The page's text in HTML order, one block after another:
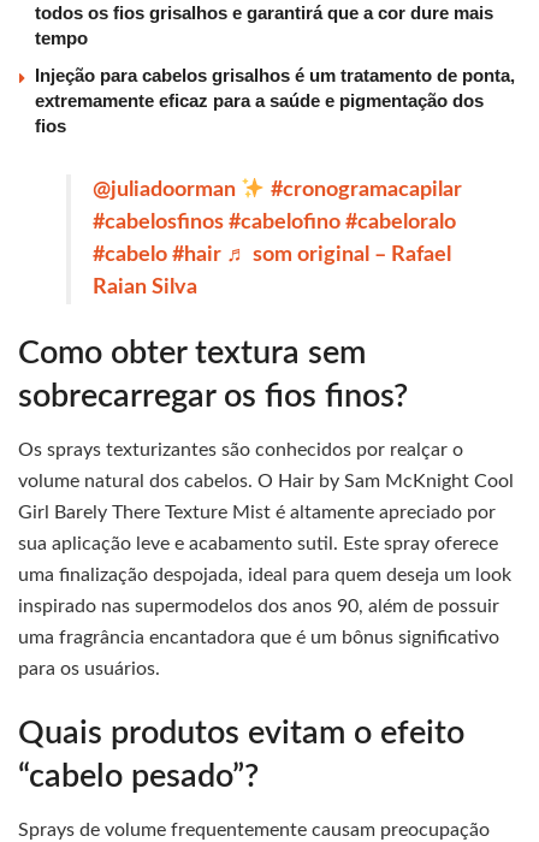
todos os fios grisalhos e garantirá que a cor dure mais
tempo
Injeção para cabelos grisalhos é um tratamento de ponta,
extremamente eficaz para a saúde e pigmentação dos
fios
@juliadoorman
#cronogramacapilar
#cabelosfinos #cabelofino #cabeloralo
#cabelo #hair ♬ som original – Rafael
Raian Silva
Como obter textura sem
sobrecarregar os fios finos?
Os sprays texturizantes são conhecidos por realçar o
volume natural dos cabelos. O Hair by Sam McKnight Cool
Girl Barely There Texture Mist é altamente apreciado por
sua aplicação leve e acabamento sutil. Este spray oferece
uma finalização despojada, ideal para quem deseja um look
inspirado nas supermodelos dos anos 90, além de possuir
uma fragrância encantadora que é um bônus significativo
para os usuários.
Quais produtos evitam o efeito
“cabelo pesado”?
Sprays de volume frequentemente causam preocupação